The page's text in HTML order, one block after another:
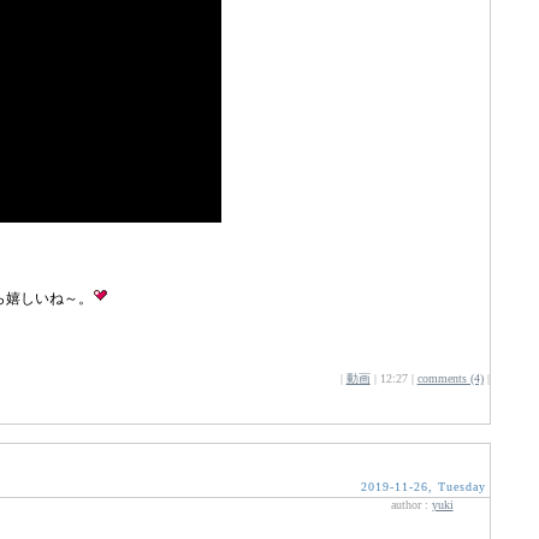
しいね～。
| 動画| 12:27 | comments (4)|
2019-11-26, Tuesday
author : yuki